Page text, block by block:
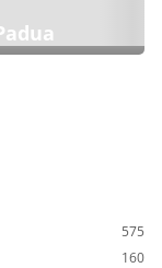
575
160